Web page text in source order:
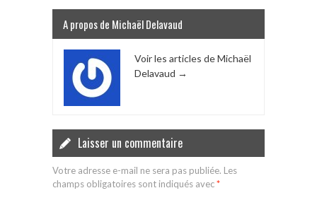
A propos de Michaël Delavaud
Voir les articles de Michaël
Delavaud →
Laisser un commentaire
Votre adresse e-mail ne sera pas publiée. Les
champs obligatoires sont indiqués avec*